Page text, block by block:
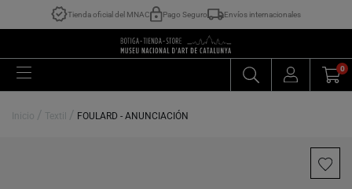
Tienda oficial del MNAC Pago Seguro Envíos internacionales
0
Inicio / Textil / FOULARD - ANUNCIACIÓN